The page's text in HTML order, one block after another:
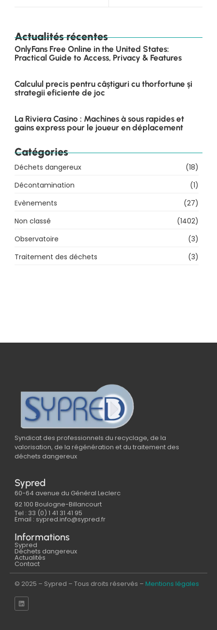
Actualités récentes
OnlyFans Free Online in the United States:
Practical Guide to Access, Privacy & Features
Calculul precis pentru câștiguri cu thorfortune și
strategii eficiente de joc
La Riviera Casino : Machines à sous rapides et
gains express pour le joueur en déplacement
Catégories
Déchets dangereux
(18)
Décontamination
(1)
Evènements
(27)
Non classé
(1402)
Observatoire
(3)
Traitement des déchets
(3)
Syndicat des professionnels du recyclage, de la
valorisation, de la régénération et du traitement des
déchets dangereux
Sypred
60-64 avenue du Général Leclerc
92 100 Boulogne-Billancourt
Tel : 33 (0) 1 41 31 41 95
Email : sypred.info@sypred.fr
Informations
Sypred
Déchets dangereux
Actualités
Contact
© 2025 – Sypred – Tous droits réservés – Mentions légales